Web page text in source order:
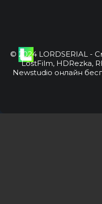
© 2024 LORDSERIAL -
LostFilm, HDRezka,
Newstudio онлайн